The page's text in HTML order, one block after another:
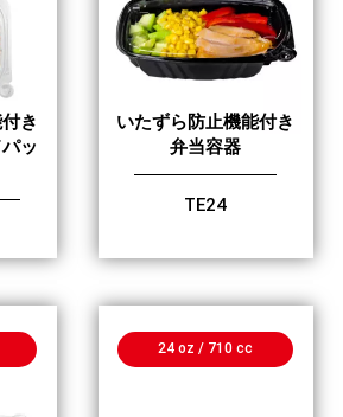
き
ッ
いたずら防止機能付き
弁当容器
TE24
24 oz / 710 cc